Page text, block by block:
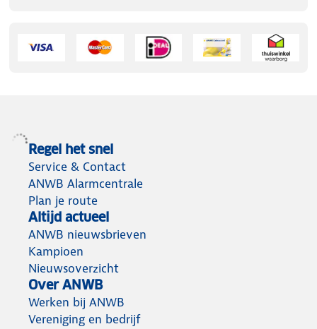
Regel het snel
Service & Contact
ANWB Alarmcentrale
Plan je route
Altijd actueel
ANWB nieuwsbrieven
Kampioen
Nieuwsoverzicht
Over ANWB
Werken bij ANWB
Vereniging en bedrijf